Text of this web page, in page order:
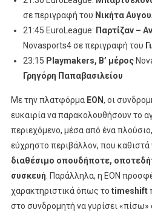
σε περιγραφή του Νικήτα
21:45 EuroLeague: Παρτίζαν –
Novasports4 σε περιγραφή του
23:15 Playmakers, B’ μέρος
Γρηγόρη Παπαβασιλείου
Με την πλατφόρμα EON, οι
ευκαιρία να παρακολουθήσουν το
περιεχόμενο, μέσα από ένα
εύχρηστο περιβάλλον, που καθιστά
διαθέσιμο οπουδήποτε,
συσκευή . Παράλληλα, η ΕΟΝ
χαρακτηριστικά όπως το timeshift
στο συνδρομητή να γυρίσει